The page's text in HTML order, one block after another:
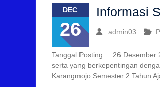
DEC
26
Informasi
admin03
Tanggal Posting : 26 Desember
serta yang berkepentingan
Karangmojo Semester 2 Tahun